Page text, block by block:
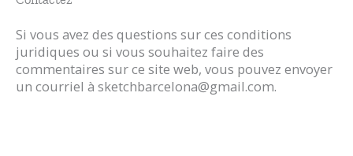
Si vous avez des questions sur ces conditions
juridiques ou si vous souhaitez faire des
commentaires sur ce site web, vous pouvez envoyer
un courriel à sketchbarcelona@gmail.com.